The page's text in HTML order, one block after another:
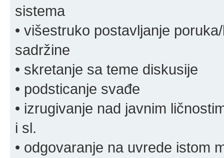
sistema
• višestruko postavljanje
sadržine
• skretanje sa teme diskusije
• podsticanje svađe
• izrugivanje nad javnim
i sl.
• odgovaranje na uvrede istom